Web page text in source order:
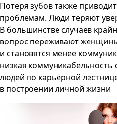
Потеря зубов также
проблемам. Люди теряют
В большинстве случаев
вопрос переживают
и становятся менее
низкая
людей по карьерной
в построении личной жизни